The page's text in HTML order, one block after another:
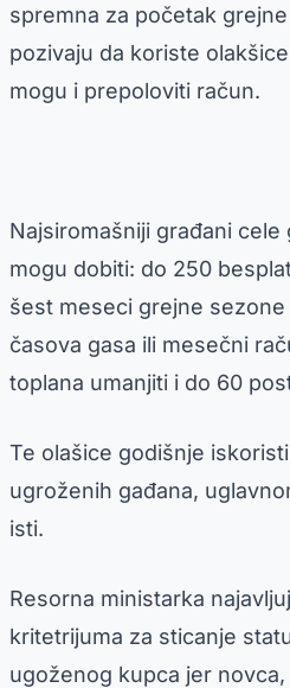
spremna za početak
pozivaju da koriste
mogu i prepoloviti račun.
Najsiromašniji građani
mogu dobiti: do 250
šest meseci grejne
časova gasa ili mesečni
toplana umanjiti i do 60
Te olašice godišnje
ugroženih gađana,
isti.
Resorna ministarka
kritetrijuma za sticanje
ugoženog kupca jer